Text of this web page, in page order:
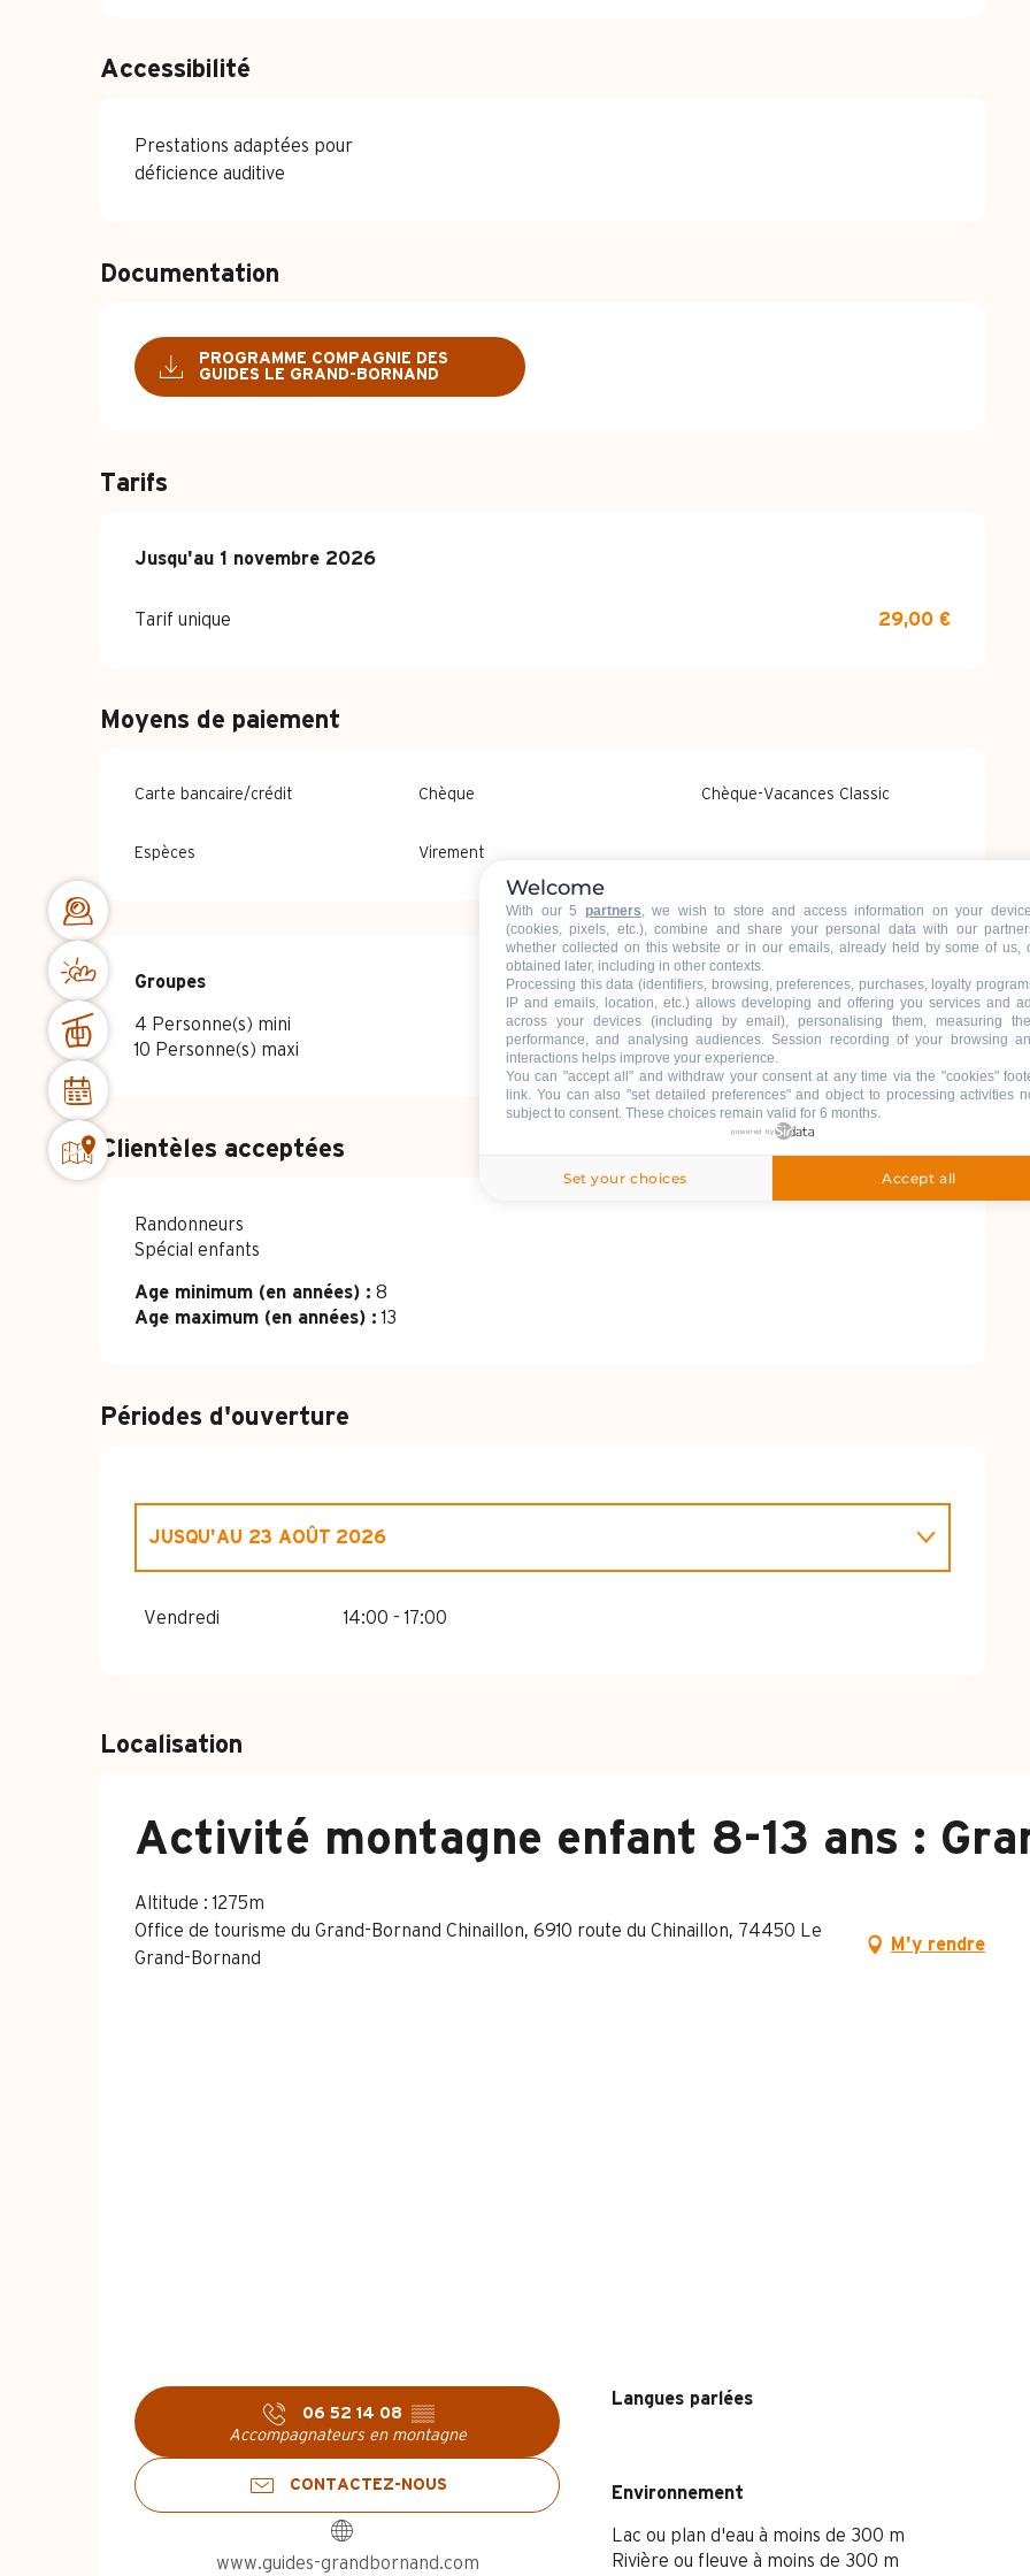
Accessibilité
Prestations adaptées pour
déficience auditive
Documentation
PROGRAMME COMPAGNIE DES
GUIDES LE GRAND-BORNAND
Tarifs
Du4 avril 2026au1 novembre 2026
Jusqu'au 1 novembre 2026
Tarif unique 29,00 €
Moyens de paiement
Carte bancaire/crédit Chèque Chèque-Vacances Classic
Espèces Virement
Groupes
Groupes
4 Personne(s) mini
10 Personne(s) maxi
Clientèles acceptées
Randonneurs
Spécial enfants
Age minimum (en années) : 8
Age maximum (en années) : 13
Périodes d'ouverture
JUSQU'AU 23 AOÛT 2026
Vendredi 14:00 - 17:00
Localisation
Activité montagne enfant 8-13 ans :
Altitude : 1275m
Office de tourisme du Grand-Bornand Chinaillon, 6910 route du Chinaillon, 74450 Le
Grand-Bornand
M'y rendre
06 52 14 08 ▒▒
Accompagnateurs en montagne
CONTACTEZ-NOUS
www.guides-grandbornand.com
Langues parlées
Langues parlées
Environnement
Environnement
Lac ou plan d'eau à moins de 300 m
Rivière ou fleuve à moins de 300 m
Welcome
With our 5 partners, we wish to store and access information on your
(cookies, pixels, etc.), combine and share your personal data with our
whether collected on this website or in our emails, already held by some of us,
obtained later, including in other contexts.
Processing this data (identifiers, browsing, preferences, purchases, loyalty
IP and emails, location, etc.) allows developing and offering you services and
across your devices (including by email), personalising them, measuring
performance, and analysing audiences. Session recording of your browsing
interactions helps improve your experience.
You can "accept all" and withdraw your consent at any time via the "cookies"
link. You can also "set detailed preferences" and object to processing activities
subject to consent. These choices remain valid for 6 months.
powered by
Set your choices Accept all